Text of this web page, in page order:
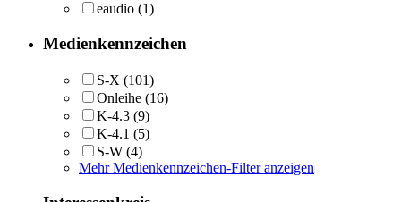
eaudio (1)
Medienkennzeichen
S-X (101)
Onleihe (16)
K-4.3 (9)
K-4.1 (5)
S-W (4)
Mehr Medienkennzeichen-Filter anzeigen